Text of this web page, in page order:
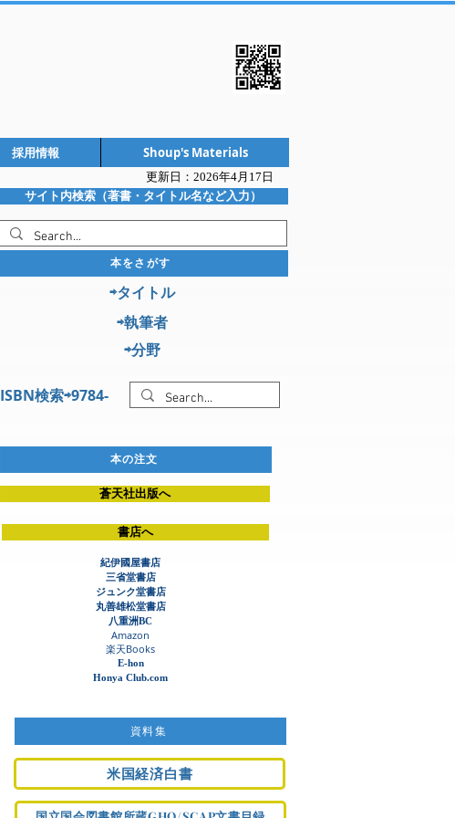
採用情報 Shoup's Materials
更新日：2026年4月17日
サイト内検索（著書・タイトル名など入力）
本をさがす
⇨タイトル
⇨執筆者
⇨分野
ISBN検索⇨9784-
本の注文
蒼天社出版へ
書店へ
紀伊國屋書店
三省堂書店
ジュンク堂書店​
丸善雄松堂書店
八重洲BC
Amazon
​楽天Books
E-hon
Honya Club.com
資料集
米国経済白書